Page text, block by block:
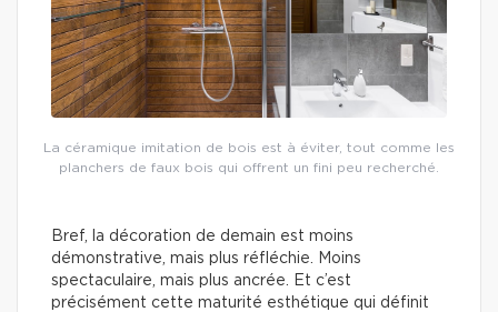
La céramique imitation de bois est à éviter, tout comme les
planchers de faux bois qui offrent un fini peu recherché.
Bref, la décoration de demain est moins
démonstrative, mais plus réfléchie. Moins
spectaculaire, mais plus ancrée. Et c’est
précisément cette maturité esthétique qui définit